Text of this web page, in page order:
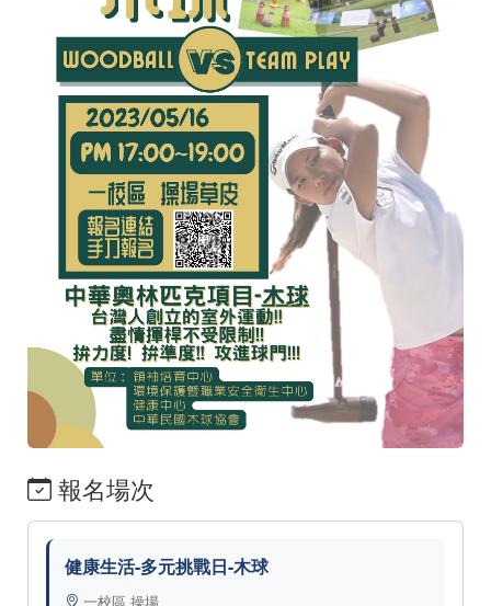
報名場次
健康生活-多元挑戰日-木球
一校區 操場